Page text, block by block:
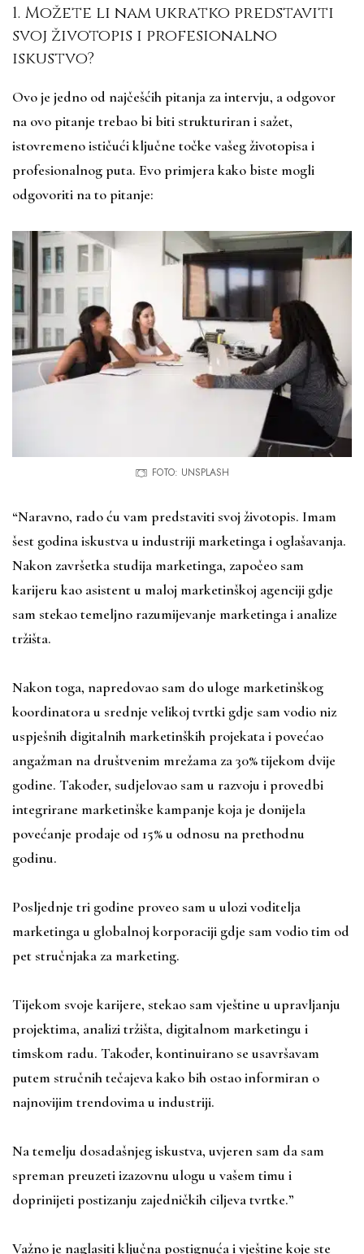
1. Možete li nam ukratko predstaviti
svoj životopis i profesionalno
iskustvo?
Ovo je jedno od najčešćih pitanja za intervju, a odgovor
na ovo pitanje trebao bi biti strukturiran i sažet,
istovremeno ističući ključne točke vašeg životopisa i
profesionalnog puta. Evo primjera kako biste mogli
odgovoriti na to pitanje:
FOTO: UNSPLASH
“Naravno, rado ću vam predstaviti svoj životopis. Imam
šest godina iskustva u industriji marketinga i oglašavanja.
Nakon završetka studija marketinga, započeo sam
karijeru kao asistent u maloj marketinškoj agenciji gdje
sam stekao temeljno razumijevanje marketinga i analize
tržišta.
Nakon toga, napredovao sam do uloge marketinškog
koordinatora u srednje velikoj tvrtki gdje sam vodio niz
uspješnih digitalnih marketinških projekata i povećao
angažman na društvenim mrežama za 30% tijekom dvije
godine. Također, sudjelovao sam u razvoju i provedbi
integrirane marketinške kampanje koja je donijela
povećanje prodaje od 15% u odnosu na prethodnu
godinu.
Posljednje tri godine proveo sam u ulozi voditelja
marketinga u globalnoj korporaciji gdje sam vodio tim od
pet stručnjaka za marketing.
Tijekom svoje karijere, stekao sam vještine u upravljanju
projektima, analizi tržišta, digitalnom marketingu i
timskom radu. Također, kontinuirano se usavršavam
putem stručnih tečajeva kako bih ostao informiran o
najnovijim trendovima u industriji.
Na temelju dosadašnjeg iskustva, uvjeren sam da sam
spreman preuzeti izazovnu ulogu u vašem timu i
doprinijeti postizanju zajedničkih ciljeva tvrtke.”
Važno je naglasiti ključna postignuća i vještine koje ste